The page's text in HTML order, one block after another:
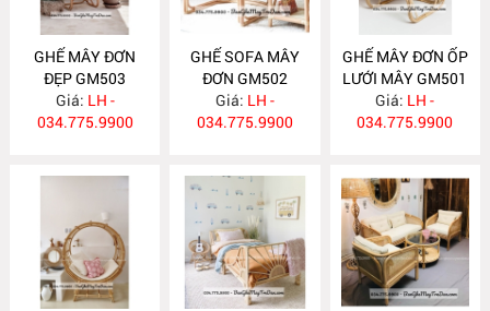
GHẾ MÂY ĐƠN
ĐẸP GM503
Giá: LH -
034.775.9900
GHẾ SOFA MÂY
ĐƠN GM502
Giá: LH -
034.775.9900
GHẾ MÂY ĐƠN ỐP
LƯỚI MÂY GM501
Giá: LH -
034.775.9900